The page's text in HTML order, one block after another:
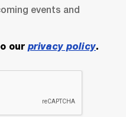
events and
our privacy policy.